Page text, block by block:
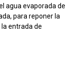
agua evaporada de
para reponer la
entrada de